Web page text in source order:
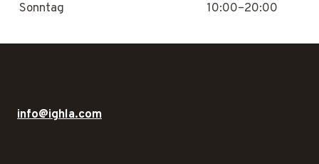
Sonntag
10:00–20:00
info@ighla.com